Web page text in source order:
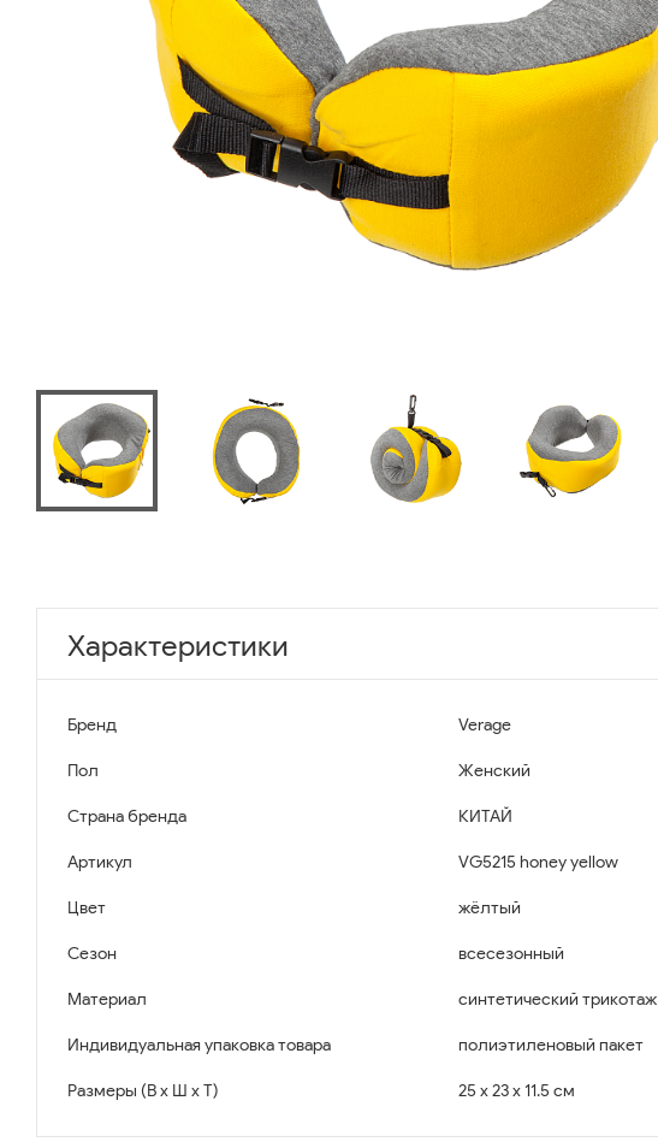
Характеристики
Бренд Verage
Пол Женский
Страна бренда КИТАЙ
Артикул VG5215 honey yellow
Цвет жёлтый
Сезон всесезонный
Материал синтетический трикотаж
Индивидуальная упаковка товара полиэтиленовый пакет
Размеры (В x Ш x Т) 25 x 23 x 11.5 см